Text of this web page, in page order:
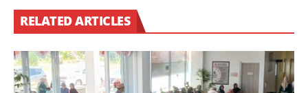
RELATED ARTICLES